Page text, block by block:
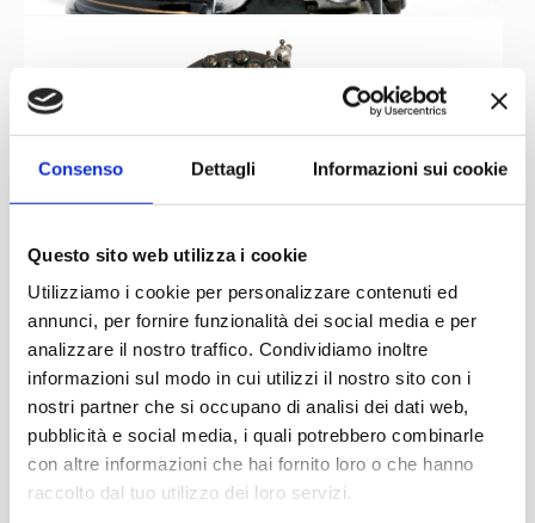
Consenso Dettagli Informazioni sui cookie
Questo sito web utilizza i cookie
Utilizziamo i cookie per personalizzare contenuti ed
annunci, per fornire funzionalità dei social media e per
analizzare il nostro traffico. Condividiamo inoltre
informazioni sul modo in cui utilizzi il nostro sito con i
nostri partner che si occupano di analisi dei dati web,
pubblicità e social media, i quali potrebbero combinarle
con altre informazioni che hai fornito loro o che hanno
raccolto dal tuo utilizzo dei loro servizi.